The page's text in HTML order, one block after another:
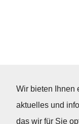
Wir bieten Ihnen
aktuelles und
das wir für Sie